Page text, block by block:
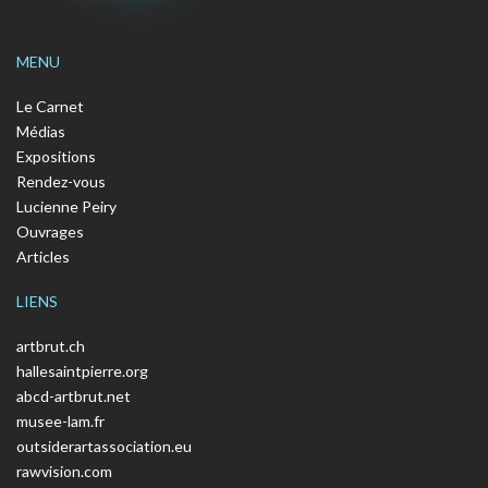
MENU
Le Carnet
Médias
Expositions
Rendez-vous
Lucienne Peiry
Ouvrages
Articles
LIENS
artbrut.ch
hallesaintpierre.org
abcd-artbrut.net
musee-lam.fr
outsiderartassociation.eu
rawvision.com